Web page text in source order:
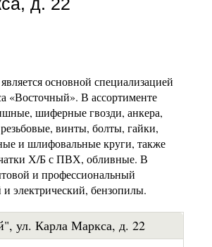
основной специализацией
«Восточный». В ассортименте
шиферные гвозди, анкера,
винты, болты, гайки,
и шлифовальные круги, также
Х/Б с ПВХ, обливные. В
и профессиональный
электрический, бензопилы.
ул. Карла Маркса, д. 22